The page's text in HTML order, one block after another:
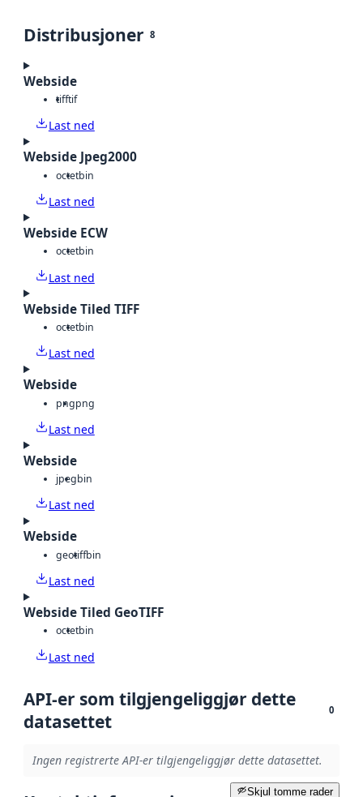
Distribusjoner 8
Webside
tifftif
Last ned
Webside Jpeg2000
octetbin
Last ned
Webside ECW
octetbin
Last ned
Webside Tiled TIFF
octetbin
Last ned
Webside
pngpng
Last ned
Webside
jpegbin
Last ned
Webside
geotiffbin
Last ned
Webside Tiled GeoTIFF
octetbin
Last ned
API-er som tilgjengeliggjør dette
datasettet
0
Ingen registrerte API-er tilgjengeliggjør dette datasettet.
Skjul tomme rader